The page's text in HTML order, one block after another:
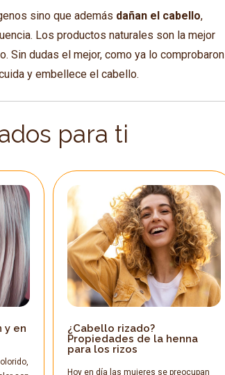
sino que además dañan el cabello,
Los productos naturales son la mejor
Sin dudas el mejor, como ya lo comprobaron
y embellece el cabello.
para ti
y en
¿Cabello rizado?
Propiedades de la henna
para los rizos
Hoy en día las mujeres se preocupan